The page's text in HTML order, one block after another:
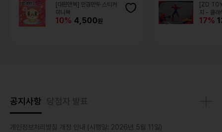
[대원앤북] 안경만두 스티커
미니북
10% 4,500
[ZD
치 - 클래
17%
공지사항
개인정보처리방침 개정 안내 (시행일: 2026년 5월 11일)